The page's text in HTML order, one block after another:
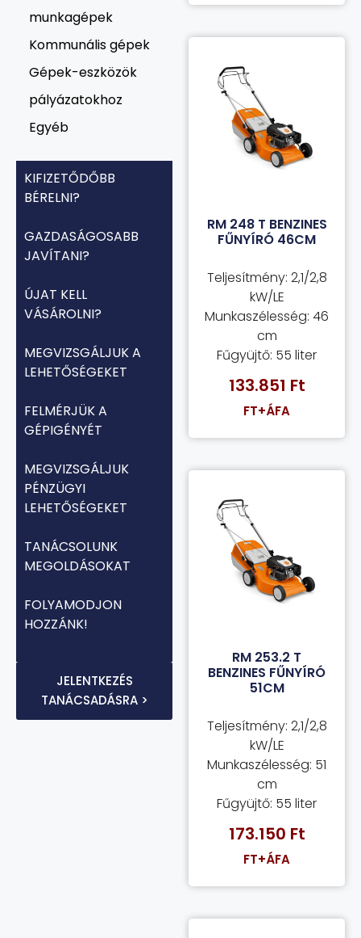
munkagépek
Kommunális gépek
Gépek-eszközök
pályázatokhoz
Egyéb
KIFIZETŐDŐBB
BÉRELNI?
GAZDASÁGOSABB
JAVÍTANI?
ÚJAT KELL
VÁSÁROLNI?
MEGVIZSGÁLJUK A
LEHETŐSÉGEKET
FELMÉRJÜK A
GÉPIGÉNYÉT
MEGVIZSGÁLJUK
PÉNZÜGYI
LEHETŐSÉGEKET
TANÁCSOLUNK
MEGOLDÁSOKAT
FOLYAMODJON
HOZZÁNK!
JELENTKEZÉS
TANÁCSADÁSRA >
RM 248 T BENZINES
FŰNYÍRÓ 46CM
Teljesítmény: 2,1/2,8
kW/LE
Munkaszélesség: 46
cm
Fűgyüjtő: 55 liter
133.851 Ft
FT+ÁFA
RM 253.2 T
BENZINES FŰNYÍRÓ
51CM
Teljesítmény: 2,1/2,8
kW/LE
Munkaszélesség: 51
cm
Fűgyüjtő: 55 liter
173.150 Ft
FT+ÁFA